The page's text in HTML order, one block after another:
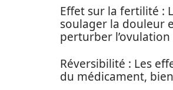
Effet sur la fertilité :
soulager la douleur
perturber
Réversibilité : Les
du médicament,